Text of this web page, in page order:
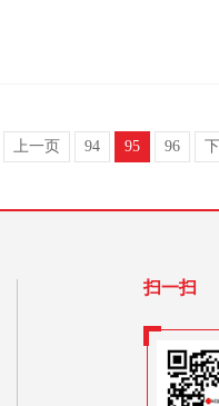
上一页 94 95 96
扫一扫